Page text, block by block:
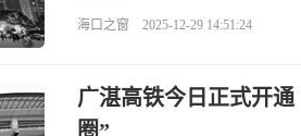
海口之窗 2025-12-29 14:51:24
广湛高铁今日正式开
圈”